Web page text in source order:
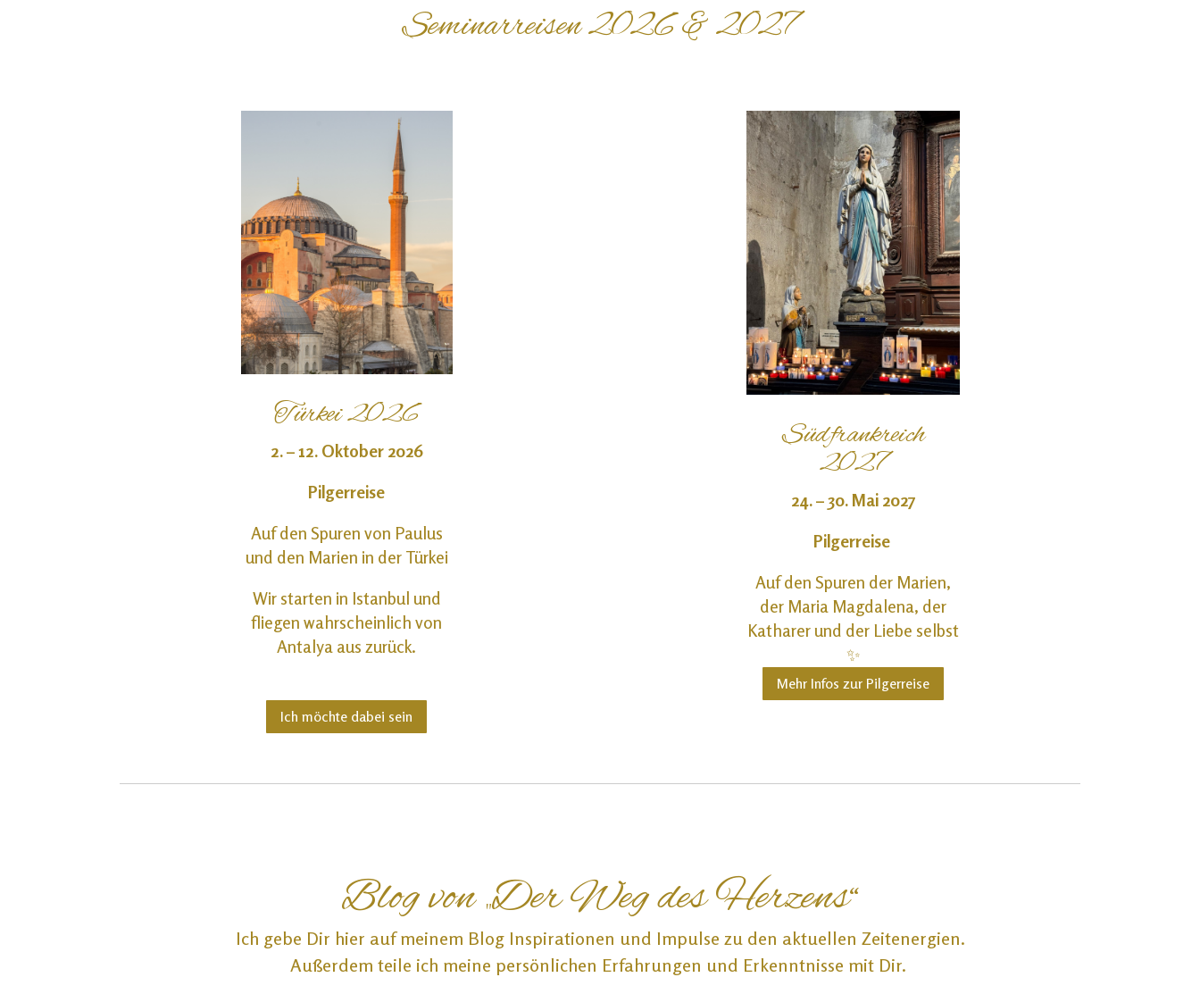
Seminarreisen 2026 & 2027
Türkei 2026
2. – 12. Oktober 2026
Pilgerreise
Auf den Spuren von Paulus
und den Marien in der Türkei
Wir starten in Istanbul und
fliegen wahrscheinlich von
Antalya aus zurück.
Ich möchte dabei sein
Südfrankreich
2027
24. – 30. Mai 2027
Pilgerreise
Auf den Spuren der Marien,
der Maria Magdalena, der
Katharer und der Liebe selbst
✨
Mehr Infos zur Pilgerreise
Blog von „Der Weg des Herzens“
Ich gebe Dir hier auf meinem Blog Inspirationen und Impulse zu den aktuellen Zeitenergien.
Außerdem teile ich meine persönlichen Erfahrungen und Erkenntnisse mit Dir.